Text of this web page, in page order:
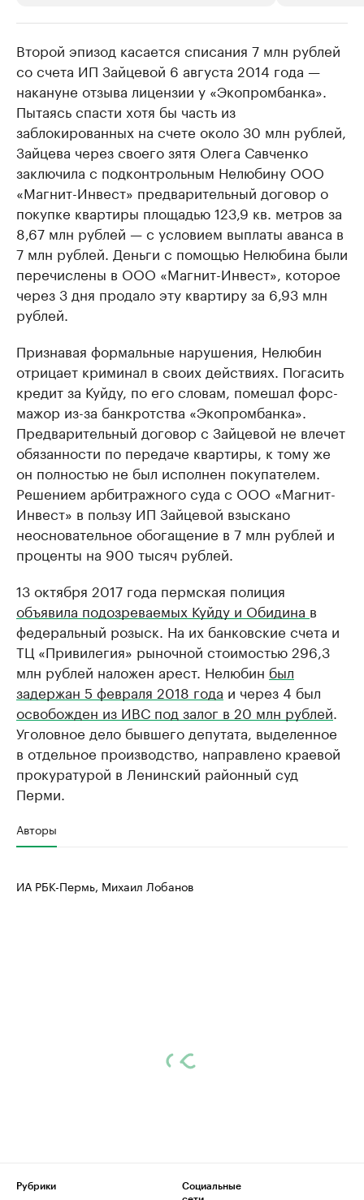
Крупные организации в
нефтегазовой промышленности
Найдите и проверьте данные в каталоге
РБК Компании
Второй эпизод касается списания 7 млн рублей
со счета ИП Зайцевой 6 августа 2014 года —
накануне отзыва лицензии у «Экопромбанка».
Пытаясь спасти хотя бы часть из
заблокированных на счете около 30 млн рублей,
Зайцева через своего зятя Олега Савченко
заключила с подконтрольным Нелюбину ООО
«Магнит-Инвест» предварительный договор о
покупке квартиры площадью 123,9 кв. метров за
8,67 млн рублей — с условием выплаты аванса в
7 млн рублей. Деньги с помощью Нелюбина были
перечислены в ООО «Магнит-Инвест», которое
через 3 дня продало эту квартиру за 6,93 млн
рублей.
Признавая формальные нарушения, Нелюбин
отрицает криминал в своих действиях. Погасить
кредит за Куйду, по его словам, помешал форс-
мажор из-за банкротства «Экопромбанка».
Предварительный договор с Зайцевой не влечет
обязанности по передаче квартиры, к тому же
он полностью не был исполнен покупателем.
Решением арбитражного суда с ООО «Магнит-
Инвест» в пользу ИП Зайцевой взыскано
неосновательное обогащение в 7 млн рублей и
проценты на 900 тысяч рублей.
13 октября 2017 года пермская полиция
объявила подозреваемых Куйду и Обидина в
федеральный розыск. На их банковские счета и
ТЦ «Привилегия» рыночной стоимостью 296,3
млн рублей наложен арест. Нелюбин был
задержан 5 февраля 2018 года и через 4 был
освобожден из ИВС под залог в 20 млн рублей
Уголовное дело бывшего депутата, выделенное
в отдельное производство, направлено краевой
прокуратурой в Ленинский районный суд
Перми.
Авторы
ИА РБК-Пермь, Михаил Лобанов
Рубрики
Социальные